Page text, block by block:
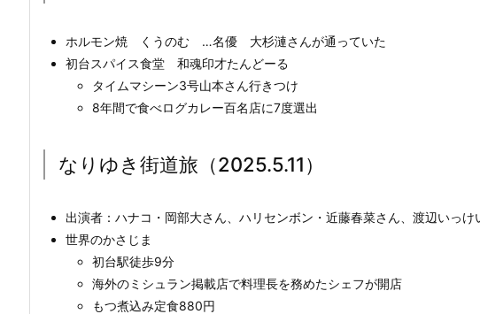
ホルモン焼 くうのむ …名優 大杉漣さんが通っていた
初台スパイス食堂 和魂印才たんどーる
タイムマシーン3号山本さん行きつけ
8年間で食べログカレー百名店に7度選出
なりゆき街道旅（2025.5.11）
出演者：ハナコ・岡部大さん、ハリセンボン・近藤春菜さん、渡辺いっ
世界のかさじま
初台駅徒歩9分
海外のミシュラン掲載店で料理長を務めたシェフが開店
もつ煮込み定食880円